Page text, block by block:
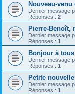
Nouveau-
Dernier message
Réponses : 2
Pierre-Benoît,
Dernier message
Réponses : 1
Bonjour à
Dernier message
Réponses : 1
Petite nouvelle
Dernier message
Réponses : 1